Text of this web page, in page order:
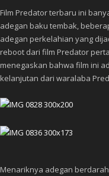
Film Predator terbaru ini
adegan baku tembak,
adegan perkelahian yang
reboot dari film Predator
menegaskan bahwa film ini
kelanjutan dari waralaba
Menariknya adegan